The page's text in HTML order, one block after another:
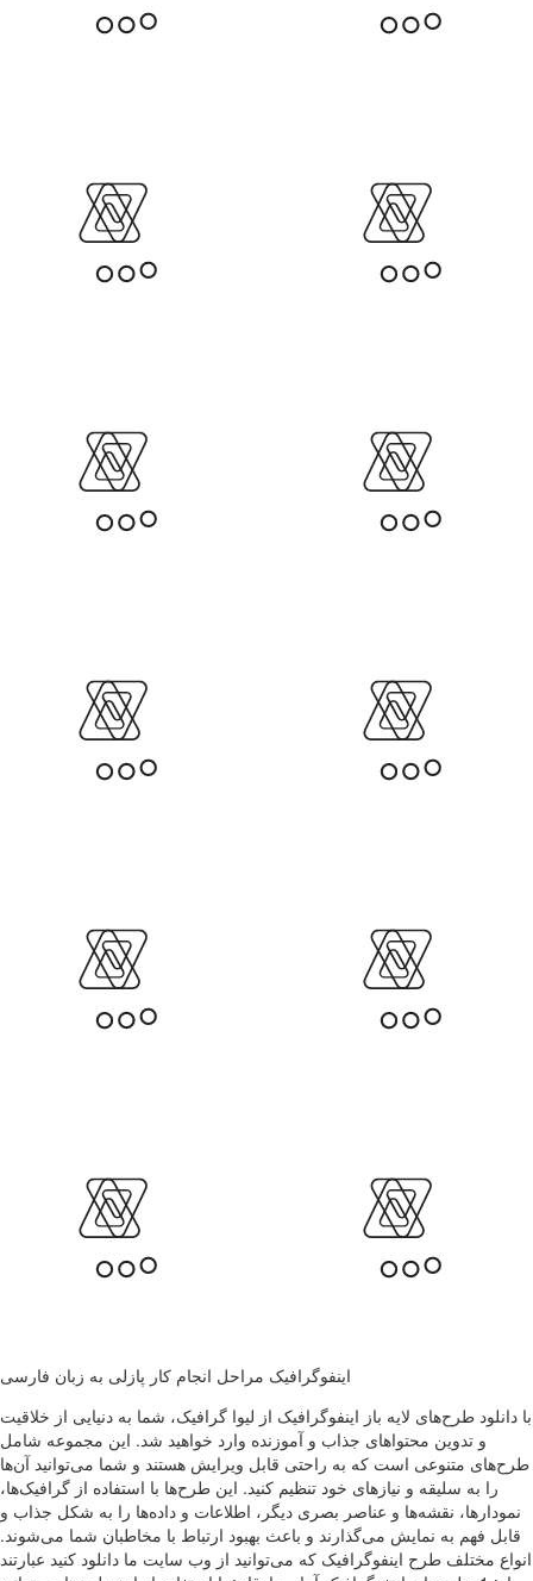
با دانلود طرح‌های لایه باز اینفوگرافیک از لیوا گرافیک، شما به دنیایی از خلاقیت
و تدوین محتواهای جذاب و آموزنده وارد خواهید شد. این مجموعه شامل
طرح‌های متنوعی است که به راحتی قابل ویرایش هستند و شما می‌توانید آن‌ها
را به سلیقه و نیازهای خود تنظیم کنید. این طرح‌ها با استفاده از گرافیک‌ها،
نمودارها، نقشه‌ها و عناصر بصری دیگر، اطلاعات و داده‌ها را به شکل جذاب و
قابل فهم به نمایش می‌گذارند و باعث بهبود ارتباط با مخاطبان شما می‌شوند.
انواع مختلف طرح اینفوگرافیک که می‌توانید از وب سایت ما دانلود کنید عبارتند